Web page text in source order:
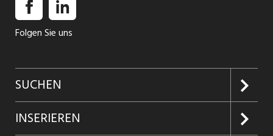
Folgen Sie uns
SUCHEN
Jobs suchen
INSERIEREN